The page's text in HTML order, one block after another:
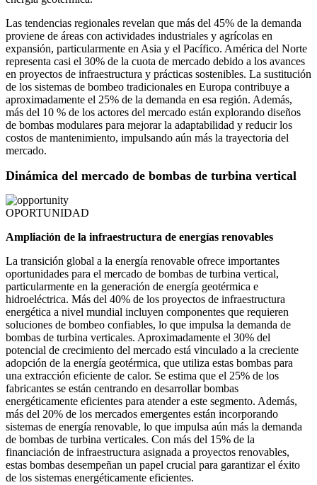
Las tendencias regionales revelan que más del 45% de la demanda
proviene de áreas con actividades industriales y agrícolas en
expansión, particularmente en Asia y el Pacífico. América del Norte
representa casi el 30% de la cuota de mercado debido a los avances
en proyectos de infraestructura y prácticas sostenibles. La sustitución
de los sistemas de bombeo tradicionales en Europa contribuye a
aproximadamente el 25% de la demanda en esa región. Además,
más del 10 % de los actores del mercado están explorando diseños
de bombas modulares para mejorar la adaptabilidad y reducir los
costos de mantenimiento, impulsando aún más la trayectoria del
mercado.
Dinámica del mercado de bombas de turbina vertical
OPORTUNIDAD
Ampliación de la infraestructura de energías renovables
La transición global a la energía renovable ofrece importantes
oportunidades para el mercado de bombas de turbina vertical,
particularmente en la generación de energía geotérmica e
hidroeléctrica. Más del 40% de los proyectos de infraestructura
energética a nivel mundial incluyen componentes que requieren
soluciones de bombeo confiables, lo que impulsa la demanda de
bombas de turbina verticales. Aproximadamente el 30% del
potencial de crecimiento del mercado está vinculado a la creciente
adopción de la energía geotérmica, que utiliza estas bombas para
una extracción eficiente de calor. Se estima que el 25% de los
fabricantes se están centrando en desarrollar bombas
energéticamente eficientes para atender a este segmento. Además,
más del 20% de los mercados emergentes están incorporando
sistemas de energía renovable, lo que impulsa aún más la demanda
de bombas de turbina verticales. Con más del 15% de la
financiación de infraestructura asignada a proyectos renovables,
estas bombas desempeñan un papel crucial para garantizar el éxito
de los sistemas energéticamente eficientes.